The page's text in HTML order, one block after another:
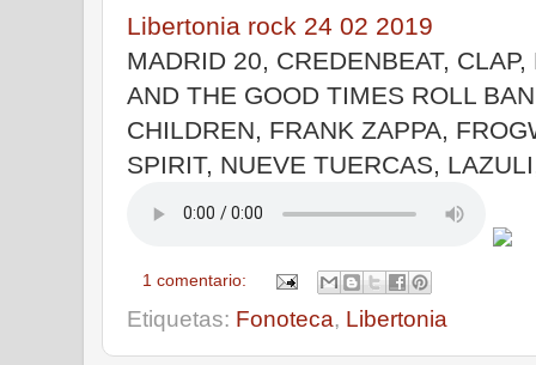
Libertonia rock 24 02 2019
MADRID 20, CREDENBEAT,
AND THE GOOD TIMES ROLL
CHILDREN, FRANK ZAPPA,
SPIRIT, NUEVE TUERCAS,
1 comentario:
Etiquetas: Fonoteca, Libertonia